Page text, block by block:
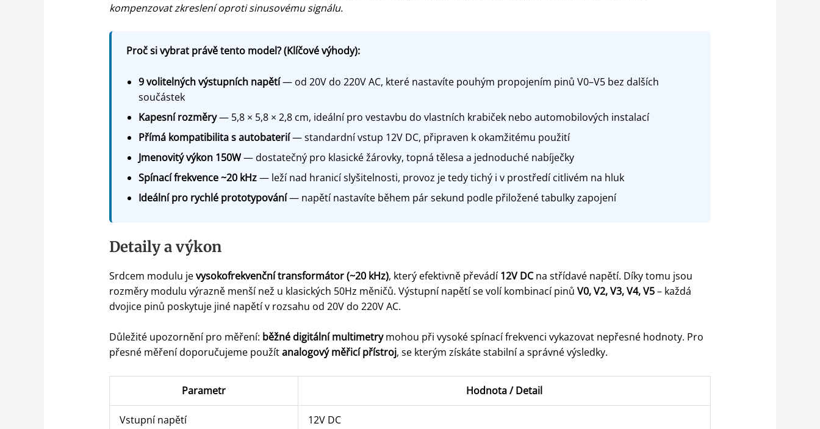
kompenzovat zkreslení oproti sinusovému signálu.
Proč si vybrat právě tento model? (Klíčové výhody):
9 volitelných výstupních napětí— od 20V do 220V AC, které nastavíte pouhým propojením pinů V0–V5 bez dalších
součástek
Kapesní rozměry— 5,8 × 5,8 × 2,8 cm, ideální pro vestavbu do vlastních krabiček nebo automobilových instalací
Přímá kompatibilita s autobaterií— standardní vstup 12V DC, připraven k okamžitému použití
Jmenovitý výkon 150W— dostatečný pro klasické žárovky, topná tělesa a jednoduché nabíječky
Spínací frekvence ~20 kHz— leží nad hranicí slyšitelnosti, provoz je tedy tichý i v prostředí citlivém na hluk
Ideální pro rychlé prototypování— napětí nastavíte během pár sekund podle přiložené tabulky zapojení
Detaily a výkon
Srdcem modulu jevysokofrekvenční transformátor (~20 kHz), který efektivně převádí12V DCna střídavé napětí. Díky tomu jsou
rozměry modulu výrazně menší než u klasických 50Hz měničů. Výstupní napětí se volí kombinací pinů V0, V2, V3, V4, V5– každá
dvojice pinů poskytuje jiné napětí v rozsahu od 20V do 220V AC.
Důležité upozornění pro měření: běžné digitální multimetrymohou při vysoké spínací frekvenci vykazovat nepřesné hodnoty. Pro
přesné měření doporučujeme použítanalogový měřicí přístroj, se kterým získáte stabilní a správné výsledky.
Parametr Hodnota / Detail
Vstupní napětí 12V DC